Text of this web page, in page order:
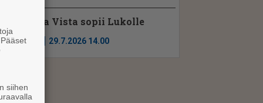
Marina Vista sopii Lukolle
Ajassa 29.7.2026 14.00
siihen